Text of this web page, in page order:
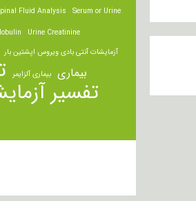
Serum or Urine
Fluid Analysis
Urine Creatinine
آزمایشات آنتی بادی ویروس اپشتین بار
بیماری بیماری آلزایمر
تفسیر